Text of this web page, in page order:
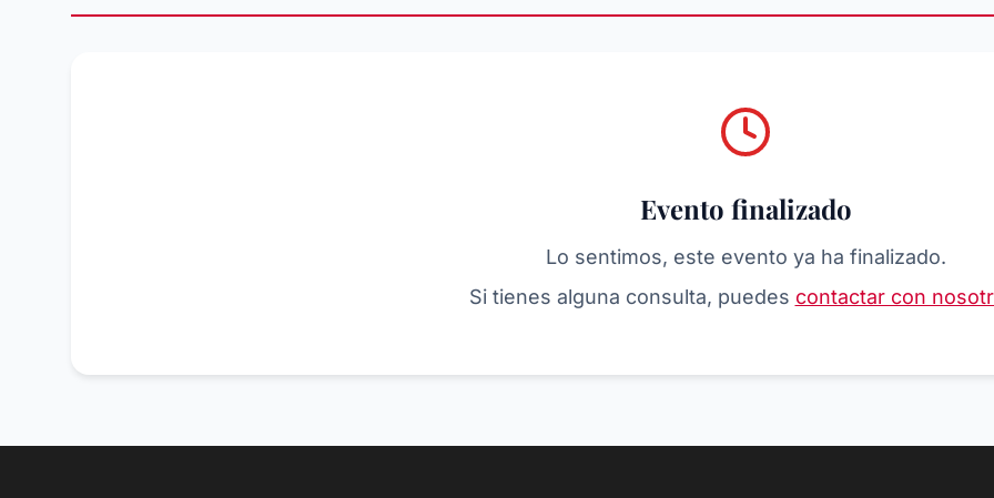
Evento finalizado
Lo sentimos, este evento ya ha finalizado.
Si tienes alguna consulta, puedes contactar con